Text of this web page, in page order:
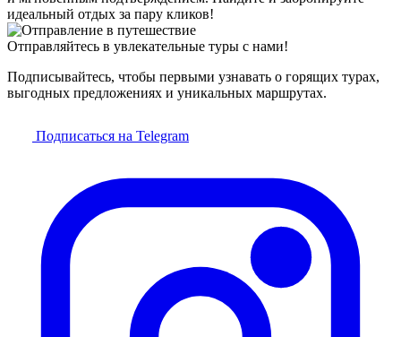
идеальный отдых за пару кликов!
Отправляйтесь в увлекательные туры с нами!
Подписывайтесь, чтобы первыми узнавать о горящих турах,
выгодных предложениях и уникальных маршрутах.
Подписаться на Telegram